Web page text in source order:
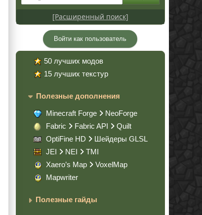
[Расширенный поиск]
Войти как пользователь
50 лучших модов
15 лучших текстур
Полезные дополнения
Minecraft Forge
NeoForge
Fabric
Fabric API
Quilt
OptiFine HD
Шейдеры GLSL
JEI
NEI
TMI
Xaero’s Map
VoxelMap
Mapwriter
Полезные гайды